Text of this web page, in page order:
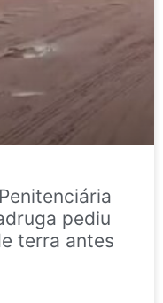
pediu
terra antes